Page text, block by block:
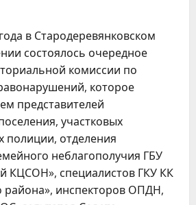
в Стародеревянковском
состоялось очередное
комиссии по
которое
представителей
участковых
отделения
неблагополучия ГБУ
КЦСОН», специалистов ГКУ КК
района», инспекторов ОПДН,